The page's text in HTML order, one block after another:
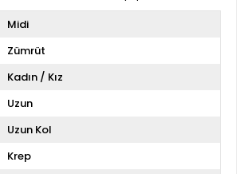
Midi
Zümrüt
Kadın / Kız
Uzun
Uzun Kol
Krep